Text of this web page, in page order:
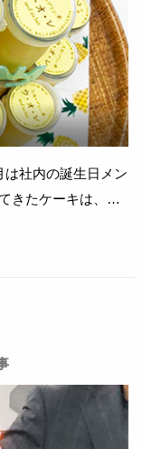
は社内の誕生日メン
きたケーキは、ま
キを準備してく